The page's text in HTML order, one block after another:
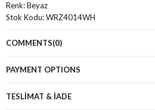
Renk:Beyaz
Stok Kodu:WRZ4014WH
COMMENTS(0)
PAYMENT OPTIONS
TESLİMAT & İADE